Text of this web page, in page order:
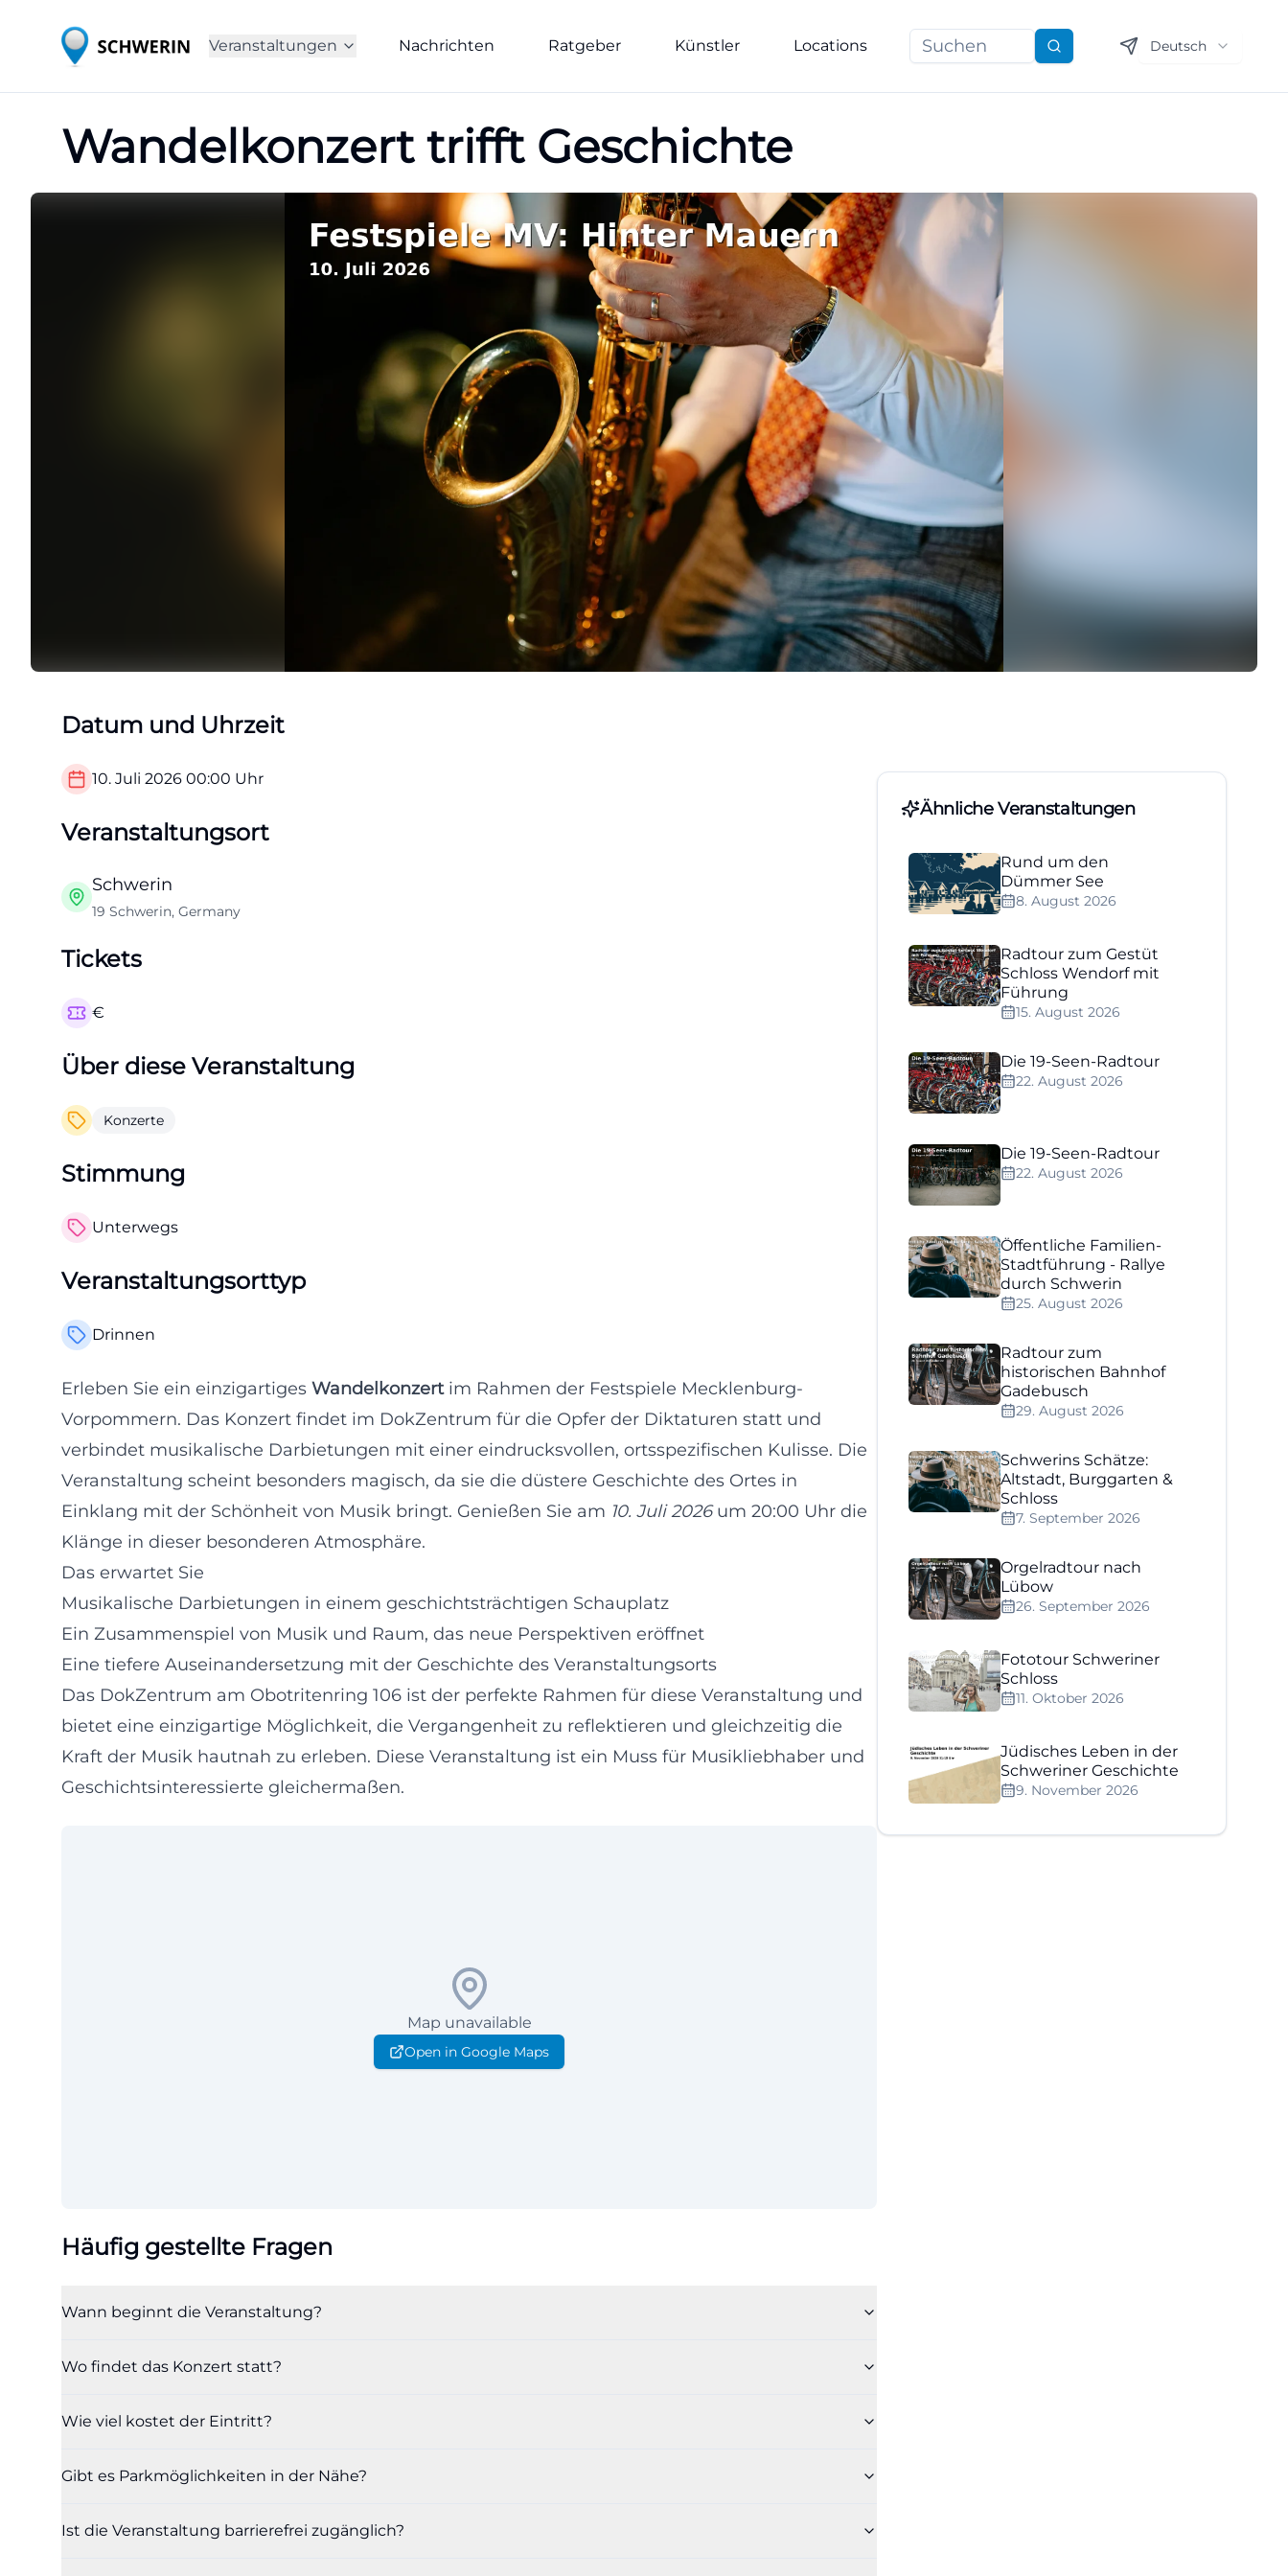
Veranstaltungen Nachrichten Ratgeber Künstler Locations Suchen Deutsch
Wandelkonzert trifft Geschichte
Datum und Uhrzeit
10. Juli 2026 00:00 Uhr
Veranstaltungsort
Schwerin
19 Schwerin, Germany
Tickets
€
Über diese Veranstaltung
Konzerte
Stimmung
Unterwegs
Veranstaltungsorttyp
Drinnen
Erleben Sie ein einzigartiges Wandelkonzertim Rahmen der Festspiele Mecklenburg-
Vorpommern. Das Konzert findet im DokZentrum für die Opfer der Diktaturen statt und
verbindet musikalische Darbietungen mit einer eindrucksvollen, ortsspezifischen Kulisse. Die
Veranstaltung scheint besonders magisch, da sie die düstere Geschichte des Ortes in
Einklang mit der Schönheit von Musik bringt. Genießen Sie am 10. Juli 2026um 20:00 Uhr die
Klänge in dieser besonderen Atmosphäre.
Das erwartet Sie
Musikalische Darbietungen in einem geschichtsträchtigen Schauplatz
Ein Zusammenspiel von Musik und Raum, das neue Perspektiven eröffnet
Eine tiefere Auseinandersetzung mit der Geschichte des Veranstaltungsorts
Das DokZentrum am Obotritenring 106 ist der perfekte Rahmen für diese Veranstaltung und
bietet eine einzigartige Möglichkeit, die Vergangenheit zu reflektieren und gleichzeitig die
Kraft der Musik hautnah zu erleben. Diese Veranstaltung ist ein Muss für Musikliebhaber und
Geschichtsinteressierte gleichermaßen.
Map unavailable
Open in Google Maps
Häufig gestellte Fragen
Wann beginnt die Veranstaltung?
Wo findet das Konzert statt?
Wie viel kostet der Eintritt?
Gibt es Parkmöglichkeiten in der Nähe?
Ist die Veranstaltung barrierefrei zugänglich?
Ähnliche Veranstaltungen
Rund um den
Dümmer See
8. August 2026
Radtour zum Gestüt
Schloss Wendorf mit
Führung
15. August 2026
Die 19-Seen-Radtour
22. August 2026
Die 19-Seen-Radtour
22. August 2026
Öffentliche Familien-
Stadtführung - Rallye
durch Schwerin
25. August 2026
Radtour zum
historischen Bahnhof
Gadebusch
29. August 2026
Schwerins Schätze:
Altstadt, Burggarten &
Schloss
7. September 2026
Orgelradtour nach
Lübow
26. September 2026
Fototour Schweriner
Schloss
11. Oktober 2026
Jüdisches Leben in der
Schweriner Geschichte
9. November 2026